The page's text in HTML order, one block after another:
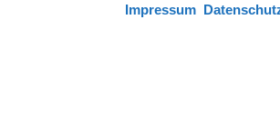
Impressum